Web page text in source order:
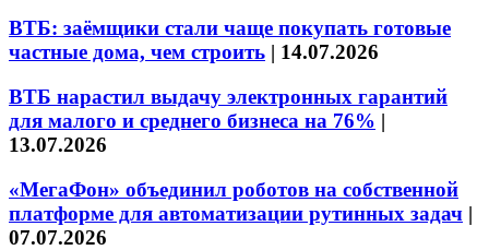
ВТБ: заёмщики стали чаще покупать готовые
частные дома, чем строить | 14.07.2026
ВТБ нарастил выдачу электронных гарантий
для малого и среднего бизнеса на 76% |
13.07.2026
«МегаФон» объединил роботов на собственной
платформе для автоматизации рутинных задач |
07.07.2026